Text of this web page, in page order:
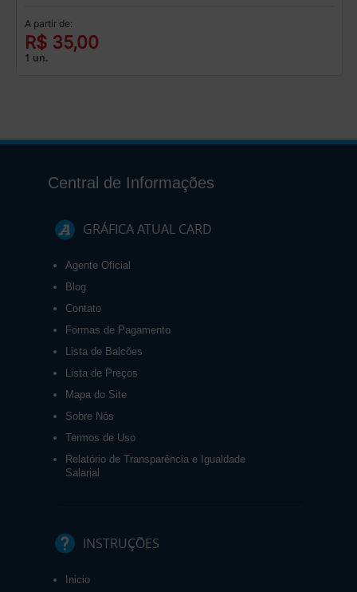
A partir de:
R$ 35,00
1 un.
Central de Informações
GRÁFICA ATUAL CARD
Agente Oficial
Blog
Contato
Formas de Pagamento
Lista de Balcões
Lista de Preços
Mapa do Site
Sobre Nós
Termos de Uso
Relatório de Transparência e Igualdade
Salarial
INSTRUÇÕES
Inicio